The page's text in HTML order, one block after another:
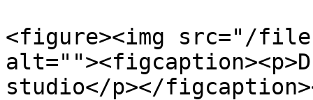
<figure><img src="/files/
studio</p></